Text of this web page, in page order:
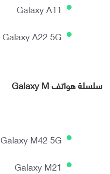
Galaxy A11
Galaxy A22 5G
سلسلة هواتف Galaxy M
Galaxy M42 5G
Galaxy M21